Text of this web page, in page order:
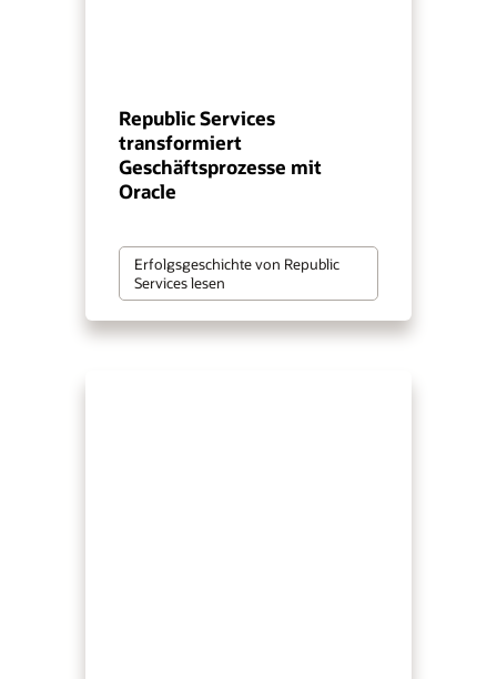
Republic Services
transformiert
Geschäftsprozesse mit
Oracle
Erfolgsgeschichte von Republic
Services lesen